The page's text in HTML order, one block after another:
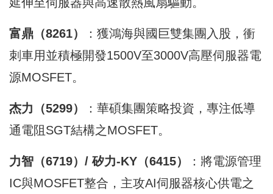
富鼎（8261）
：獲鴻海與國巨雙集團入股，衝
刺車用並積極開發1500V至3000V高壓伺服器電
源MOSFET。
杰力（5299）
：華碩集團策略投資，專注低導
通電阻SGT結構之MOSFET。
力智（6719）/ 矽力-KY（6415）
：將電源管理
IC與MOSFET整合，主攻AI伺服器核心供電之